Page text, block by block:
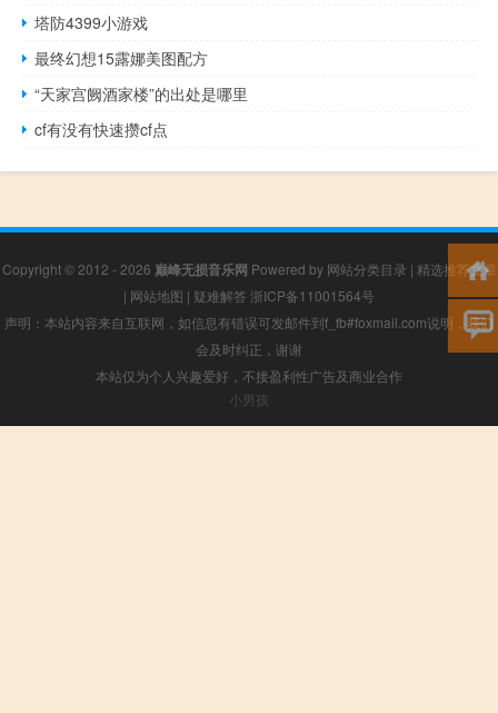
塔防4399小游戏
最终幻想15露娜美图配方
“天家宫阙酒家楼”的出处是哪里
cf有没有快速攒cf点
Copyright © 2012 - 2026 巅峰无损音乐网 Powered by 网站分类目录 | 精选推荐文章
| 网站地图 | 疑难解答 浙ICP备11001564号
声明：本站内容来自互联网，如信息有错误可发邮件到f_fb#foxmail.com说明，我们
会及时纠正，谢谢
本站仅为个人兴趣爱好，不接盈利性广告及商业合作
小男孩